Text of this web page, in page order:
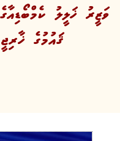
ވަޒީރު ޚަލީލު
ޤައުމުގެ